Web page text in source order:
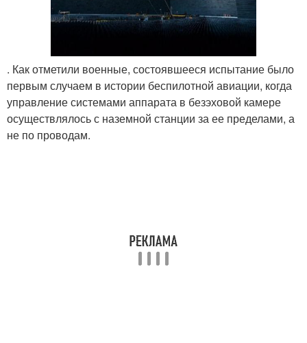
. Как отметили военные, состоявшееся испытание было
первым случаем в истории беспилотной авиации, когда
управление системами аппарата в безэховой камере
осуществлялось с наземной станции за ее пределами, а
не по проводам.